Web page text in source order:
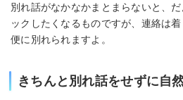
別れ話がなかなかまとまらないと、
ックしたくなるものですが、連絡は
便に別れられますよ。
きちんと別れ話をせずに自